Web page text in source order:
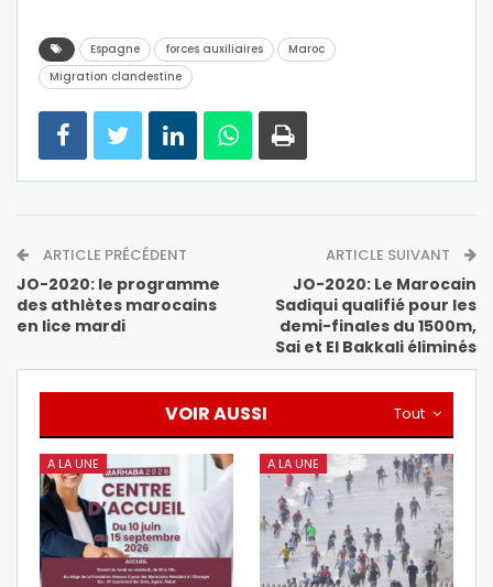
Espagne forces auxiliaires
Maroc
Migration clandestine
ARTICLE PRÉCÉDENT
JO-2020: le programme
des athlètes marocains
en lice mardi
ARTICLE SUIVANT
JO-2020: Le Marocain
Sadiqui qualifié pour les
demi-finales du 1500m,
Sai et El Bakkali éliminés
Tout
VOIR AUSSI
A LA UNE A LA UNE